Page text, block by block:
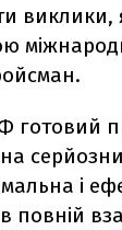
виклики,
готовий
і